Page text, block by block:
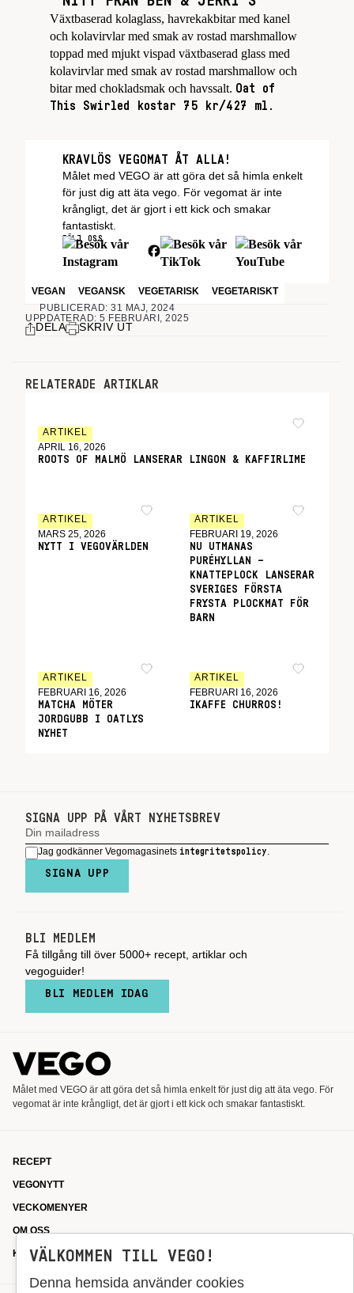
Växtbaserad kolaglass, havrekakbitar med kanel
och kolavirvlar med smak av rostad marshmallow
toppad med mjukt vispad växtbaserad glass med
kolavirvlar med smak av rostad marshmallow och
bitar med chokladsmak och havssalt. Oat of
This Swirled kostar 75 kr/427 ml.
KRAVLÖS VEGOMAT ÅT ALLA!
Målet med VEGO är att göra det så himla enkelt
för just dig att äta vego. För vegomat är inte
krångligt, det är gjort i ett kick och smakar
fantastiskt.
FÖLJ OSS
VEGAN VEGANSK VEGETARISK
VEGETARISKT
PUBLICERAD: 31 MAJ, 2024
UPPDATERAD: 5 FEBRUARI, 2025
DELA SKRIV UT
RELATERADE ARTIKLAR
ARTIKEL
APRIL 16, 2026
ROOTS OF MALMÖ LANSERAR LINGON & KAFFIRLIME
ARTIKEL
MARS 25, 2026
NYTT I VEGOVÄRLDEN
ARTIKEL
FEBRUARI 19, 2026
NU UTMANAS
PURÉHYLLAN –
KNATTEPLOCK LANSERAR
SVERIGES FÖRSTA
FRYSTA PLOCKMAT FÖR
BARN
ARTIKEL
FEBRUARI 16, 2026
MATCHA MÖTER
JORDGUBB I OATLYS
NYHET
ARTIKEL
FEBRUARI 16, 2026
IKAFFE CHURROS!
SIGNA UPP PÅ VÅRT NYHETSBREV
Jag godkänner Vegomagasinets integritetspolicy.
SIGNA UPP
BLI MEDLEM
Få tillgång till över 5000+ recept, artiklar och
vegoguider!
BLI MEDLEM IDAG
Målet med VEGO är att göra det så himla enkelt för just dig att äta vego. För
vegomat är inte krångligt, det är gjort i ett kick och smakar fantastiskt.
RECEPT
VEGONYTT
VECKOMENYER
OM OSS
KONTAKT
VÄLKOMMEN TILL VEGO!
Denna hemsida använder cookies